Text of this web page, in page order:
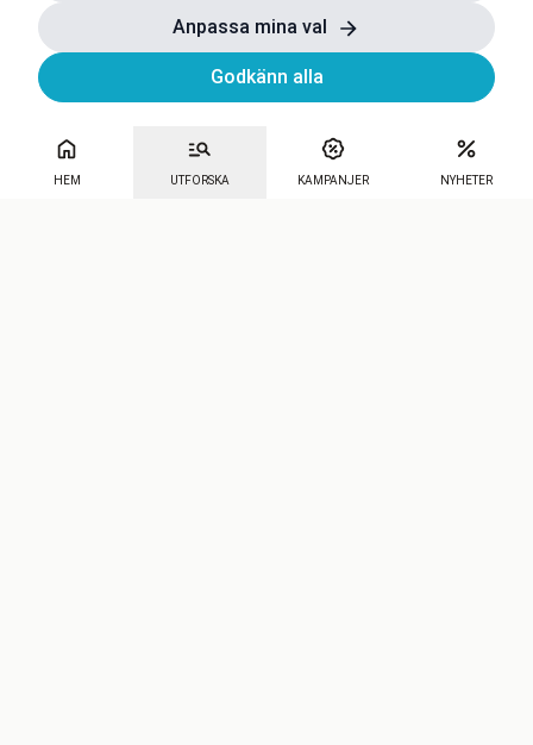
HEM UTFORSKA KAMPANJER NYHETER
Anpassa mina val
Godkänn alla